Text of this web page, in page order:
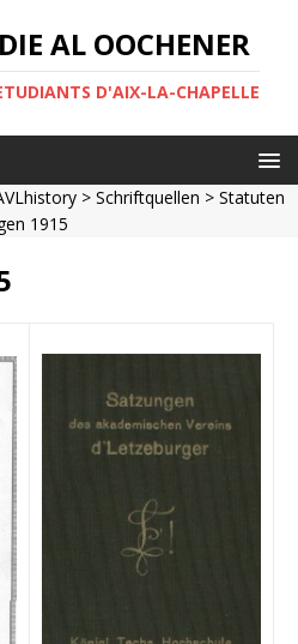
AL OOCHENER
D'AIX-LA-CHAPELLE
> Schriftquellen > Statuten
1915